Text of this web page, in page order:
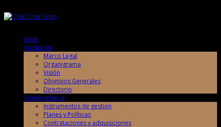
Inicio
Institución
Marco Legal
Organigrama
Visión
Objetivos Generales
Directorio
Transparencia
Instrumentos de gestión
Planes y Políticas
Contrataciones y adquisiciones